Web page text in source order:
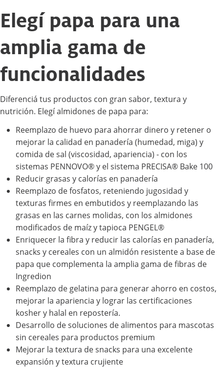
Elegí papa para una
amplia gama de
funcionalidades
Diferenciá tus productos con gran sabor, textura y
nutrición. Elegí almidones de papa para:
Reemplazo de huevo para ahorrar dinero y retener o
mejorar la calidad en panadería (humedad, miga) y
comida de sal (viscosidad, apariencia) - con los
sistemas PENNOVO® y el sistema PRECISA® Bake 100
Reducir grasas y calorías en panadería
Reemplazo de fosfatos, reteniendo jugosidad y
texturas firmes en embutidos y reemplazando las
grasas en las carnes molidas, con los almidones
modificados de maíz y tapioca PENGEL®
Enriquecer la fibra y reducir las calorías en panadería,
snacks y cereales con un almidón resistente a base de
papa que complementa la amplia gama de fibras de
Ingredion
Reemplazo de gelatina para generar ahorro en costos,
mejorar la apariencia y lograr las certificaciones
kosher y halal en repostería.
Desarrollo de soluciones de alimentos para mascotas
sin cereales para productos premium
Mejorar la textura de snacks para una excelente
expansión y textura crujiente